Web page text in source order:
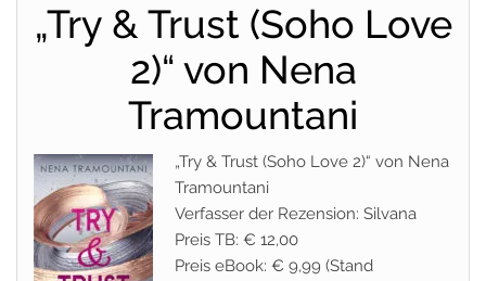
„Try & Trust (Soho Love
2)“ von Nena
Tramountani
„Try & Trust (Soho Love 2)“ von Nena
Tramountani
Verfasser der Rezension: Silvana
Preis TB: € 12,00
Preis eBook: € 9,99 (Stand